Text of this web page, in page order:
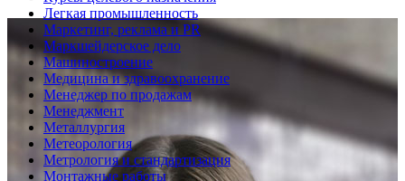
Легкая промышленность
Маркетинг, реклама и PR
Маркшейдерское дело
Машиностроение
Медицина и здравоохранение
Менеджер по продажам
Менеджмент
Металлургия
Метеорология
Метрология и стандартизация
Монтажные работы